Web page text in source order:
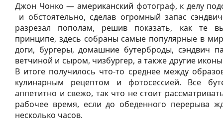
Джон Чонко — американский фотограф, к делу
и обстоятельно, сделав огромный запас
разрезал пополам, решив показать, как те
принципе, здесь собраны самые популярные в
доги, бургеры, домашние бутерброды, сэндвич
ветчиной и сыром, чизбургер, а также другие
В итоге получилось что-то среднее между
кулинарным рецептом и фотосессией. Все
аппетитно и свежо, так что не стоит
рабочее время, если до обеденного перерыва
несколько часов.